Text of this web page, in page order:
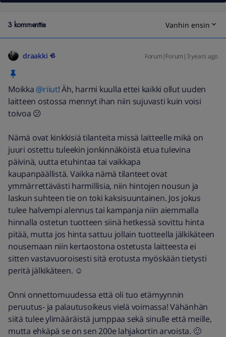
3 kommenttia Vanhin ensin
draakki Forum|Forum|3 years ago
Moikka @riiut! Äh, harmi kuulla ettei kaikki ollut uuden
laitteen ostossa mennyt ihan niin sujuvasti kuin voisi
toivoa 😕
Nämä ovat kinkkisiä tilanteita missä laitteelle mikä on
juuri ostettu tuleekin jonkinnäköistä etua tulevina
päivinä, uutta etuhintaa tai vaikkapa
kaupanpäällistä. Vaikka nämä tilanteet ovat
ymmärrettävästi harmillisia, niin hintojen nousun ja
laskun suhteen tie on toki kaksisuuntainen. Jos jokus
tulee halvempi alennus tai kampanja niin aiemmalla
hinnalla ostetun tuotteen siinä hetkessä sovittu hinta
pitää, mutta jos hinta sattuu jollain tuotteella jälkikäteen
nousemaan niin kertaostona ostetusta laitteesta ei
sitten vastavuoroisesti sitä erotusta myöskään tietysti
peritä jälkikäteen. ☺
Onni onnettomuudessa että oli tuo etämyynnin
peruutus- ja palautusoikeus vielä voimassa! Vähänhän
siitä tulee ylimääräistä jumppaa sekä sinulle että meille,
mutta ehkäpä se on sen 200e lahjakortin arvoista. 🙂